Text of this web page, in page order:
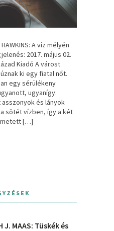
A víz mélyén
2017. május 02.
Kiadó A várost
ki egy fiatal nőt.
egy sérülékeny
ugyanígy.
és lányok
sötét vízben, így a két
[…]
J. MAAS: Tüskék és